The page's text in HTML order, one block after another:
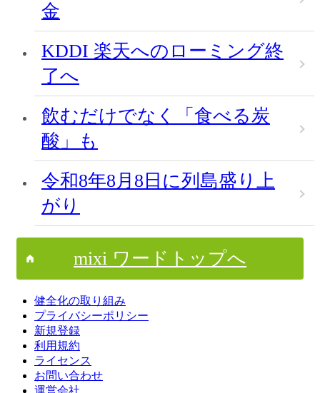
金
KDDI 楽天へのローミング終
了へ
飲むだけでなく「食べる炭
酸」も
令和8年8月8日に列島盛り上
がり
mixi ワードトップへ
健全化の取り組み
プライバシーポリシー
新規登録
利用規約
ライセンス
お問い合わせ
運営会社